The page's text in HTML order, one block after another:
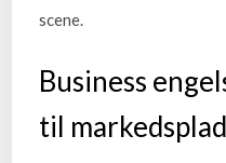
scene.
Business
til